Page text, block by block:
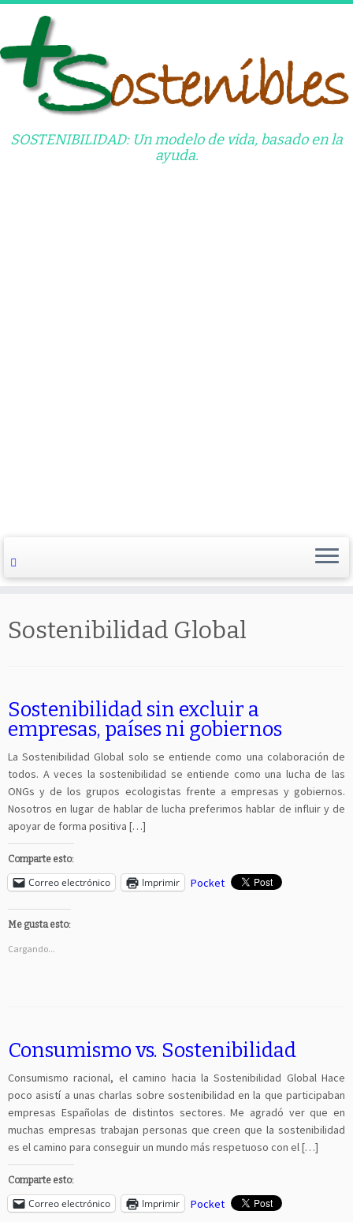
Saltar
contenido
SOSTENIBILIDAD: Un modelo de vida, basado en la
ayuda.
Sostenibilidad Global
Sostenibilidad sin excluir a
empresas, países ni gobiernos
La Sostenibilidad Global solo se entiende como una colaboración de
todos. A veces la sostenibilidad se entiende como una lucha de las
ONGs y de los grupos ecologistas frente a empresas y gobiernos.
Nosotros en lugar de hablar de lucha preferimos hablar de influir y de
apoyar de forma positiva […]
Comparte esto:
Correo electrónico Imprimir Pocket
Me gusta esto:
Cargando...
Consumismo vs. Sostenibilidad
Consumismo racional, el camino hacia la Sostenibilidad Global Hace
poco asistí a unas charlas sobre sostenibilidad en la que participaban
empresas Españolas de distintos sectores. Me agradó ver que en
muchas empresas trabajan personas que creen que la sostenibilidad
es el camino para conseguir un mundo más respetuoso con el […]
Comparte esto:
Correo electrónico Imprimir Pocket